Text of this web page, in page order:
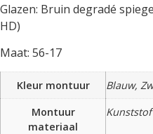
Glazen: Bruin degradé
HD)
Maat: 56-17
Kleur montuur
Blauw,
Montuur
materiaal
Kunststof